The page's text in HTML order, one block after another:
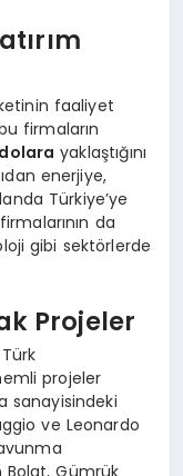
faaliyet
firmaların
yaklaştığını
enerjiye,
Türkiye’ye
da
gibi sektörlerde
Projeler
projeler
sanayisindeki
ve Leonardo
Bolat, Gümrük